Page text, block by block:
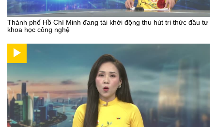
Thành phố Hồ Chí Minh đang tái khởi động thu hút tri thức đầu tư
khoa học công nghệ